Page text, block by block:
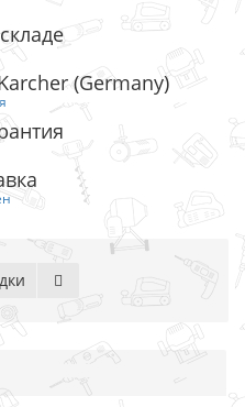
(Germany)